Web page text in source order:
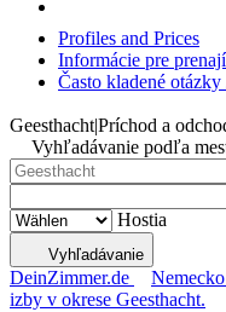
Profiles and Prices
Informácie pre
Často kladené
Geesthacht|Príchod a
Vyhľadávanie podľa
Hostia
Vyhľadávanie
DeinZimmer.de Nemecko
izby v okrese Geesthacht.